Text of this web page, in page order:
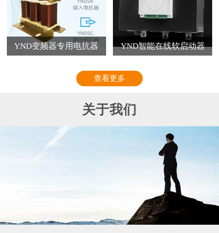
YND变频器专用电抗器 YND智能在线软启动器
查看更多
关于我们